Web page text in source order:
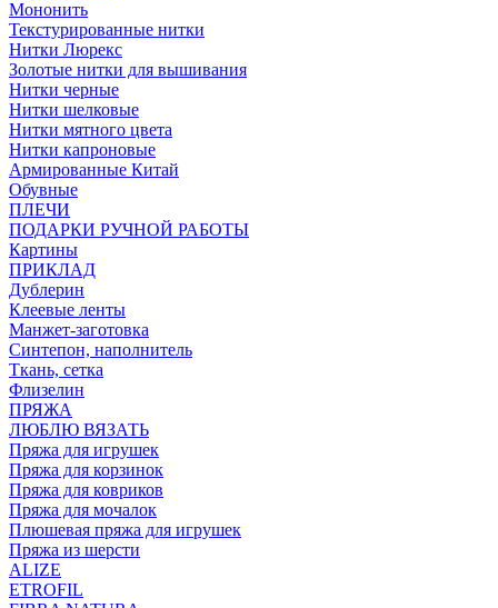
Мононить
Текстурированные нитки
Нитки Люрекс
Золотые нитки для вышивания
Нитки черные
Нитки шелковые
Нитки мятного цвета
Нитки капроновые
Армированные Китай
Обувные
ПЛЕЧИ
ПОДАРКИ РУЧНОЙ РАБОТЫ
Картины
ПРИКЛАД
Дублерин
Клеевые ленты
Манжет-заготовка
Синтепон, наполнитель
Ткань, сетка
Флизелин
ПРЯЖА
ЛЮБЛЮ ВЯЗАТЬ
Пряжа для игрушек
Пряжа для корзинок
Пряжа для ковриков
Пряжа для мочалок
Плюшевая пряжа для игрушек
Пряжа из шерсти
ALIZE
ETROFIL